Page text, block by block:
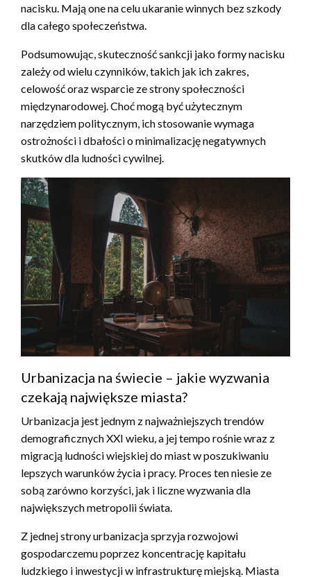
nacisku. Mają one na celu ukaranie winnych bez szkody
dla całego społeczeństwa.
Podsumowując, skuteczność sankcji jako formy nacisku
zależy od wielu czynników, takich jak ich zakres,
celowość oraz wsparcie ze strony społeczności
międzynarodowej. Choć mogą być użytecznym
narzędziem politycznym, ich stosowanie wymaga
ostrożności i dbałości o minimalizację negatywnych
skutków dla ludności cywilnej.
Urbanizacja na świecie – jakie wyzwania
czekają największe miasta?
Urbanizacja jest jednym z najważniejszych trendów
demograficznych XXI wieku, a jej tempo rośnie wraz z
migracją ludności wiejskiej do miast w poszukiwaniu
lepszych warunków życia i pracy. Proces ten niesie ze
sobą zarówno korzyści, jak i liczne wyzwania dla
największych metropolii świata.
Z jednej strony urbanizacja sprzyja rozwojowi
gospodarczemu poprzez koncentrację kapitału
ludzkiego i inwestycji w infrastrukturę miejską. Miasta